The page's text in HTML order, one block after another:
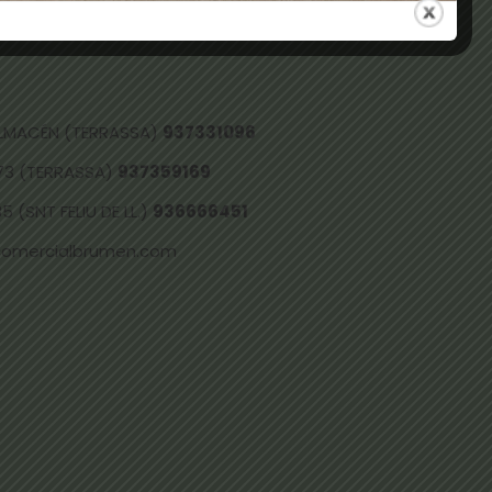
(TERRASSA) 937331096
(TERRASSA) 937359169
(SNT FELIU DE LL.) 936666451